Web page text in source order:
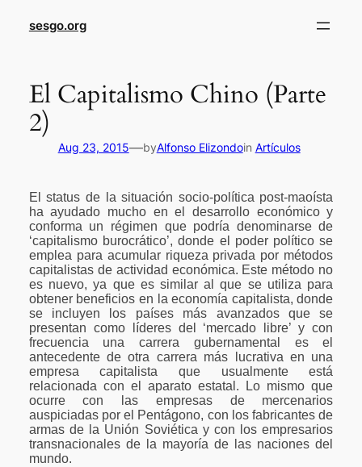
sesgo.org
El Capitalismo Chino (Parte
2)
Aug 23, 2015—byAlfonso Elizondoin Artículos
El status de la situación socio-política post-maoísta
ha ayudado mucho en el desarrollo económico y
conforma un régimen que podría denominarse de
‘capitalismo burocrático’, donde el poder político se
emplea para acumular riqueza privada por métodos
capitalistas de actividad económica. Este método no
es nuevo, ya que es similar al que se utiliza para
obtener beneficios en la economía capitalista, donde
se incluyen los países más avanzados que se
presentan como líderes del ‘mercado libre’ y con
frecuencia una carrera gubernamental es el
antecedente de otra carrera más lucrativa en una
empresa capitalista que usualmente está
relacionada con el aparato estatal. Lo mismo que
ocurre con las empresas de mercenarios
auspiciadas por el Pentágono, con los fabricantes de
armas de la Unión Soviética y con los empresarios
transnacionales de la mayoría de las naciones del
mundo.